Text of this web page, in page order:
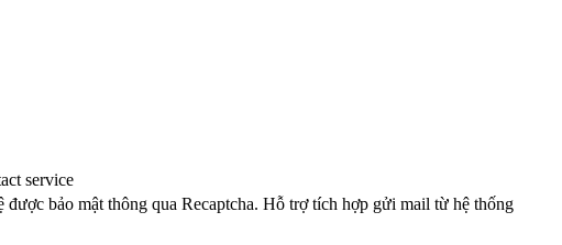
service
bảo mật thông qua Recaptcha. Hỗ trợ tích hợp gửi mail từ hệ thống